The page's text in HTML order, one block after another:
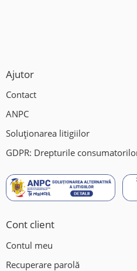
Ne gasiti si pe Waze/Google
Ajutor
Contact
ANPC
Soluționarea litigiilor
GDPR: Drepturile
Cont client
Contul meu
Recuperare parolă